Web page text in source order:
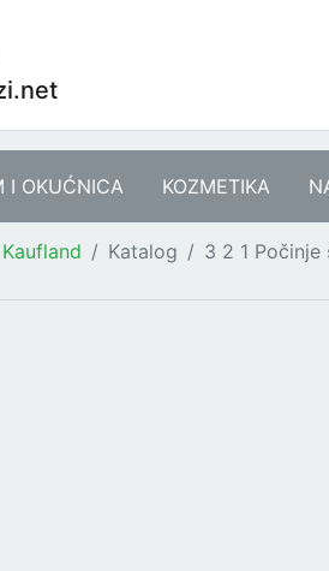
I OKUĆNICA KOZMETIKA
Kaufland Katalog 3 2 1 Počinje